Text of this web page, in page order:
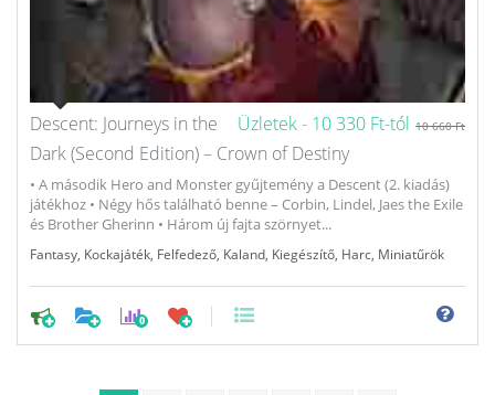
Üzletek - 10 330 Ft-tól 10 660 Ft
Descent: Journeys in the
Dark (Second Edition) – Crown of Destiny
• A második Hero and Monster gyűjtemény a Descent (2. kiadás)
játékhoz • Négy hős található benne – Corbin, Lindel, Jaes the Exile
és Brother Gherinn • Három új fajta szörnyet...
Fantasy, Kockajáték, Felfedező, Kaland, Kiegészítő, Harc, Miniatűrök
0